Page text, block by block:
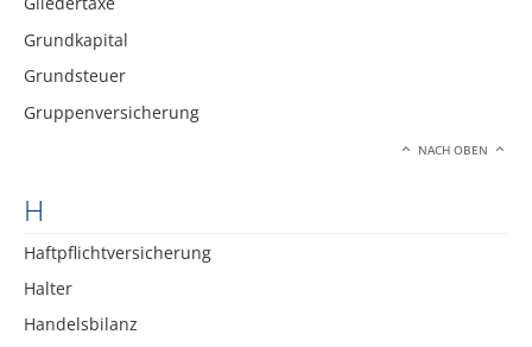
Grundkapital
Grundsteuer
Gruppenversicherung
NACH OBEN
H
Haftpflichtversicherung
Halter
Handelsbilanz